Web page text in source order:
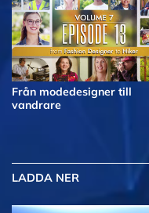
Från modedesigner till
vandrare
LADDA NER